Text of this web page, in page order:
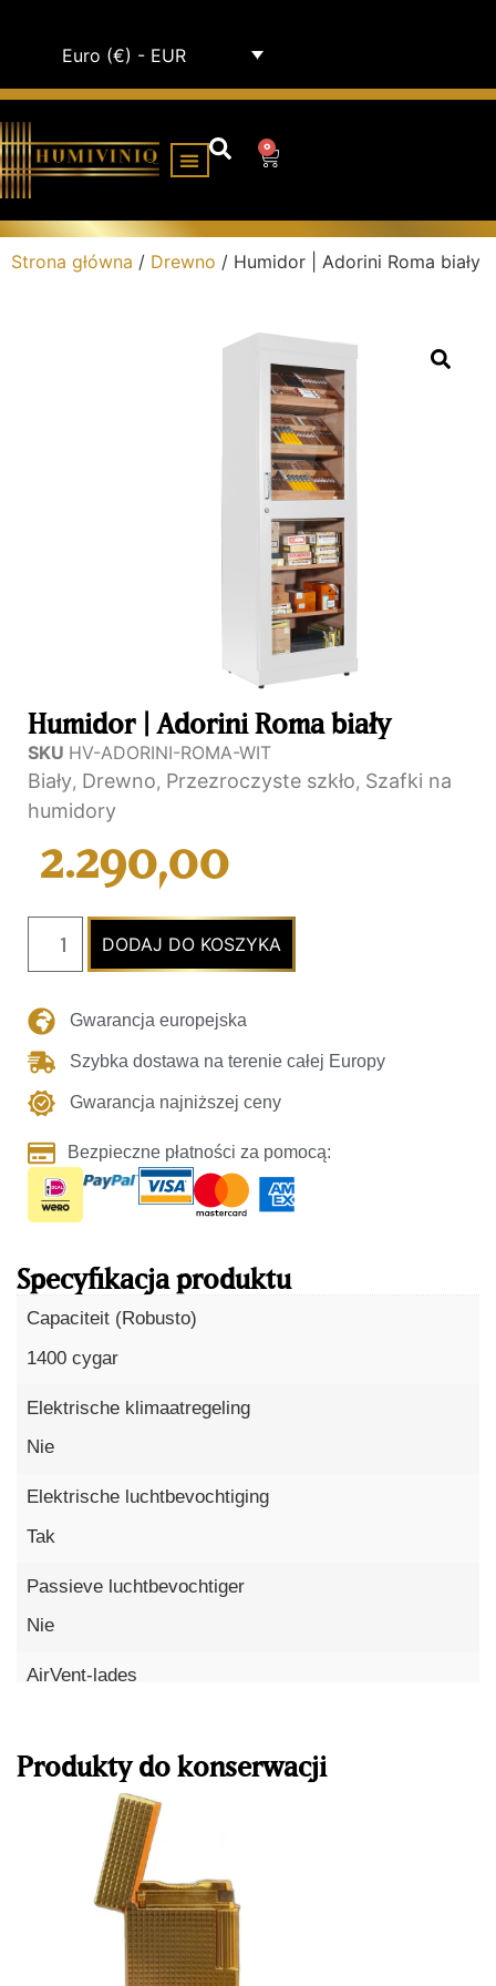
Euro (€) - EUR
0
Strona główna / Drewno / Humidor | Adorini Roma biały
Humidor | Adorini Roma biały
SKU HV-ADORINI-ROMA-WIT
Biały, Drewno, Przezroczyste szkło, Szafki na
humidory
2.290,00
DODAJ DO KOSZYKA
Gwarancja europejska
Szybka dostawa na terenie całej Europy
Gwarancja najniższej ceny
Bezpieczne płatności za pomocą:
Specyfikacja produktu
Capaciteit (Robusto)
1400 cygar
Elektrische klimaatregeling
Nie
Elektrische luchtbevochtiging
Tak
Passieve luchtbevochtiger
Nie
AirVent-lades
Ribtech ventilatiekanalen
Produkty do konserwacji